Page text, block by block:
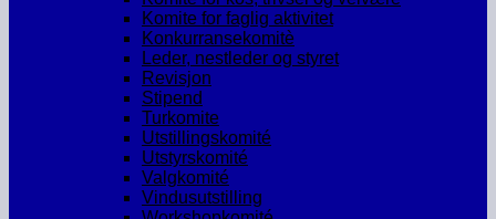
Komite for faglig aktivitet
Konkurransekomitè
Leder, nestleder og styret
Revisjon
Stipend
Turkomite
Utstillingskomité
Utstyrskomité
Valgkomité
Vindusutstilling